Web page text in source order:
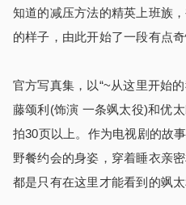
知道的减压方法的精英上班族
的样子，由此开始了一段有点
官方写真集，以“~从这里开始
藤颂利(饰演 一条飒太役)和优
拍30页以上。作为电视剧的故
野餐约会的身姿，穿着睡衣亲
都是只有在这里才能看到的飒